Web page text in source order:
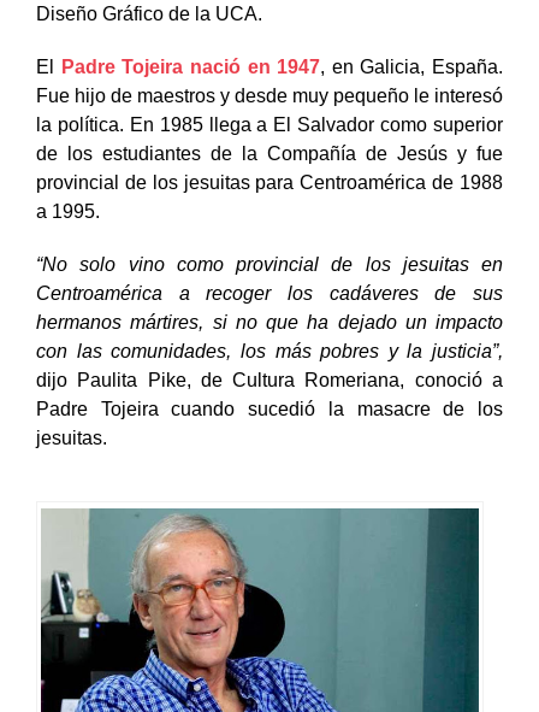
Diseño Gráfico de la UCA.
El Padre Tojeira nació en 1947, en Galicia, España.
Fue hijo de maestros y desde muy pequeño le interesó
la política. En 1985 llega a El Salvador como superior
de los estudiantes de la Compañía de Jesús y fue
provincial de los jesuitas para Centroamérica de 1988
a 1995.
“No solo vino como provincial de los jesuitas en
Centroamérica a recoger los cadáveres de sus
hermanos mártires, si no que ha dejado un impacto
con las comunidades, los más pobres y la justicia”,
dijo Paulita Pike, de Cultura Romeriana, conoció a
Padre Tojeira cuando sucedió la masacre de los
jesuitas.